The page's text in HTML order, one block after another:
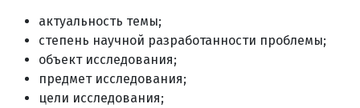
актуальность темы;
степень научной разработанности проблемы;
объект исследования;
предмет исследования;
цели исследования;